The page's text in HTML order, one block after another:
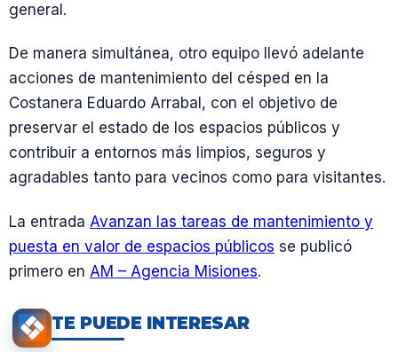
general.
De manera simultánea, otro equipo llevó adelante
acciones de mantenimiento del césped en la
Costanera Eduardo Arrabal, con el objetivo de
preservar el estado de los espacios públicos y
contribuir a entornos más limpios, seguros y
agradables tanto para vecinos como para visitantes.
La entrada Avanzan las tareas de mantenimiento y
puesta en valor de espacios públicos se publicó
primero en AM – Agencia Misiones.
TE PUEDE INTERESAR